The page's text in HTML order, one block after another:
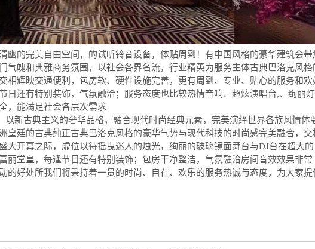
幽的完美自由空间，的试听铃音设备，体贴周到！有中国风格的豪华建筑会带
气魄和典雅商务氛围，以社会各界名流，行业精英为服务主体古典巴洛克风格
相辉映交通便利，包房软、硬件设施完善，更有周到、专业、贴心的服务和欢
日还有特别装饰，气氛融洽；服务态度也比较热情音响、超炫演唱台,、绚丽灯
，能满足社会各层次需求
以新古典主义的奢华品格，融合现代时尚经典元素，完美演绎世界各族风情体
皇廷的古典纯正古典巴洛克风格的豪华气势与现代科技的时尚感完美融合，交
大开幕之际，虚位以待摇曳迷人的烛光，绚丽的玻璃镜面舞台与DJ台在超大的
丽堂皇，每逢节日还有特别装饰；包房干净整洁，气氛融洽房间音效效果非常
的好处所我们将秉持着一贯的时尚、自在、欢乐的服务热诚与态度，为大家提